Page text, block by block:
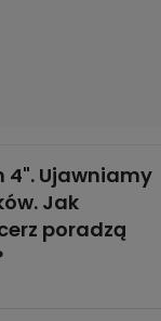
4". Ujawniamy
Jak
poradzą